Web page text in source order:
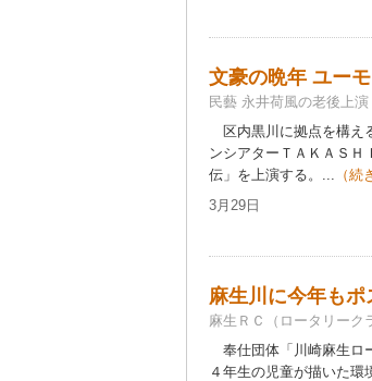
文豪の晩年 ユー
民藝 永井荷風の老後上演
区内黒川に拠点を構え
ンシアターＴＡＫＡＳＨ
伝」を上演する。... （続
3月29日
麻生川に今年もポ
麻生ＲＣ（ロータリーク
奉仕団体「川崎麻生ロ
４年生の児童が描いた